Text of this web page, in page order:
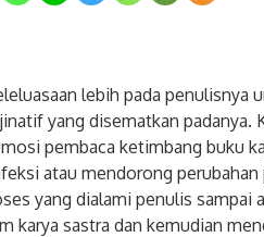
lebih pada penulisnya
yang disematkan padanya.
pembaca ketimbang buku
atau mendorong
yang dialami penulis sampai
karya sastra dan kemudian